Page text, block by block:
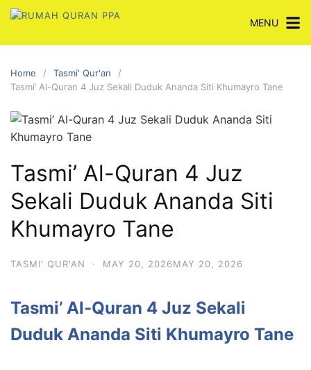
Skip
content
MENU
Home
Tasmi' Qur'an
Tasmi’ Al-Quran 4 Juz Sekali Duduk Ananda Siti Khumayro Tane
Tasmi’ Al-Quran 4 Juz
Sekali Duduk Ananda Siti
Khumayro Tane
TASMI' QUR'AN · MAY 20, 2026MAY 20, 2026
Tasmi’ Al-Quran 4 Juz Sekali
Duduk Ananda Siti Khumayro Tane